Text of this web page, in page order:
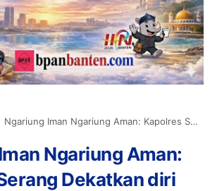
Ngariung Iman Ngariung Aman: Kapolres Serang Dekatkan diri Dengan Emak-emak Kampung Kemuning, Bagikan Bantuan dan Pesan Keamanan
Ngariung Aman:
Dekatkan diri